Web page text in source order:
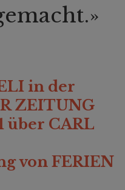
in der
ZEITUNG
über CARL
von FERIEN